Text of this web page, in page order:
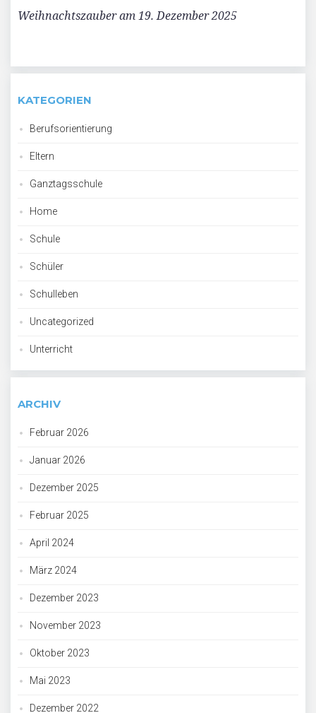
Weihnachtszauber am 19. Dezember 2025
KATEGORIEN
Berufsorientierung
Eltern
Ganztagsschule
Home
Schule
Schüler
Schulleben
Uncategorized
Unterricht
ARCHIV
Februar 2026
Januar 2026
Dezember 2025
Februar 2025
April 2024
März 2024
Dezember 2023
November 2023
Oktober 2023
Mai 2023
Dezember 2022